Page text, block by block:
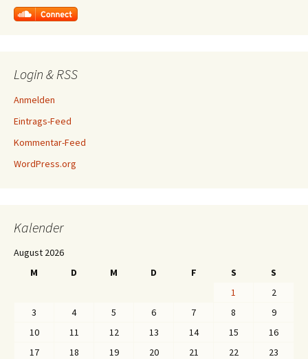
Login & RSS
Anmelden
Eintrags-Feed
Kommentar-Feed
WordPress.org
Kalender
August 2026
M
D M D F S
S
1
2
3
4 5 6 7 8
9
10
11 12 13 14 15
16
17
18 19 20 21 22
23